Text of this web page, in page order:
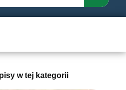
w tej kategorii